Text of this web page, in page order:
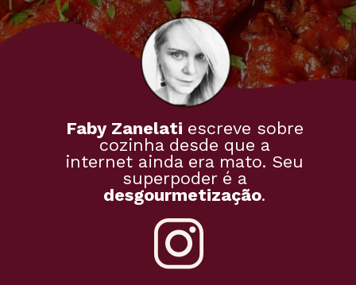
Faby Zanelati escreve sobre
cozinha desde que a
internet ainda era mato. Seu
superpoder é a
desgourmetização.